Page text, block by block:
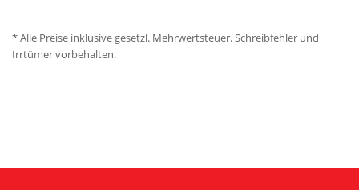
* Alle Preise inklusive gesetzl. Mehrwertsteuer. Schreibfehler und
Irrtümer vorbehalten.